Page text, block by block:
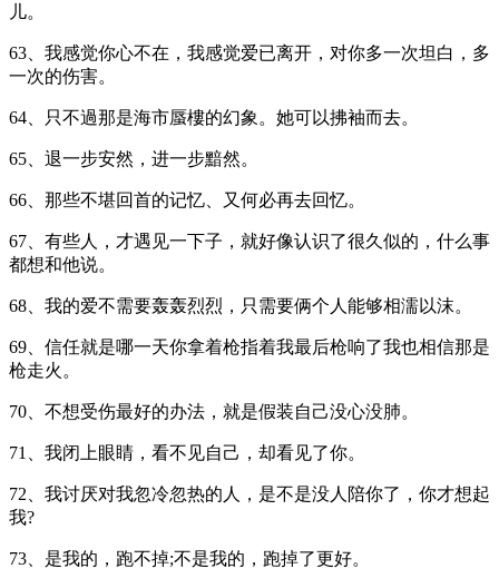
儿。
63、我感觉你心不在，我感觉爱已离开，对你多一次坦白，多
一次的伤害。
64、只不過那是海市蜃樓的幻象。她可以拂袖而去。
65、退一步安然，进一步黯然。
66、那些不堪回首的记忆、又何必再去回忆。
67、有些人，才遇见一下子，就好像认识了很久似的，什么事
都想和他说。
68、我的爱不需要轰轰烈烈，只需要俩个人能够相濡以沫。
69、信任就是哪一天你拿着枪指着我最后枪响了我也相信那是
枪走火。
70、不想受伤最好的办法，就是假装自己没心没肺。
71、我闭上眼睛，看不见自己，却看见了你。
72、我讨厌对我忽冷忽热的人，是不是没人陪你了，你才想起
我?
73、是我的，跑不掉;不是我的，跑掉了更好。